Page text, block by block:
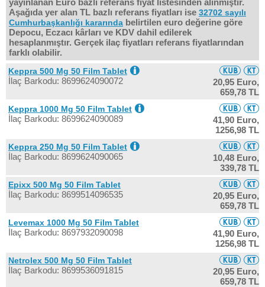
yayınlanan Euro bazlı referans fiyat listesinden alınmıştır.
Aşağıda yer alan TL bazlı referans fiyatları ise 32702 sayılı
Cumhurbaşkanlığı kararında belirtilen euro değerine göre
Depocu, Eczacı kârları ve KDV dahil edilerek
hesaplanmıştır. Gerçek ilaç fiyatları referans fiyatlarından
farklı olabilir.
Keppra 500 Mg 50 Film Tablet
İlaç Barkodu: 8699624090072
20,95 Euro,
659,78 TL
Keppra 1000 Mg 50 Film Tablet
İlaç Barkodu: 8699624090089
41,90 Euro,
1256,98 TL
Keppra 250 Mg 50 Film Tablet
İlaç Barkodu: 8699624090065
10,48 Euro,
339,78 TL
Epixx 500 Mg 50 Film Tablet
İlaç Barkodu: 8699514096535
20,95 Euro,
659,78 TL
Levemax 1000 Mg 50 Film Tablet
İlaç Barkodu: 8697932090098
41,90 Euro,
1256,98 TL
Netrolex 500 Mg 50 Film Tablet
İlaç Barkodu: 8699536091815
20,95 Euro,
659,78 TL